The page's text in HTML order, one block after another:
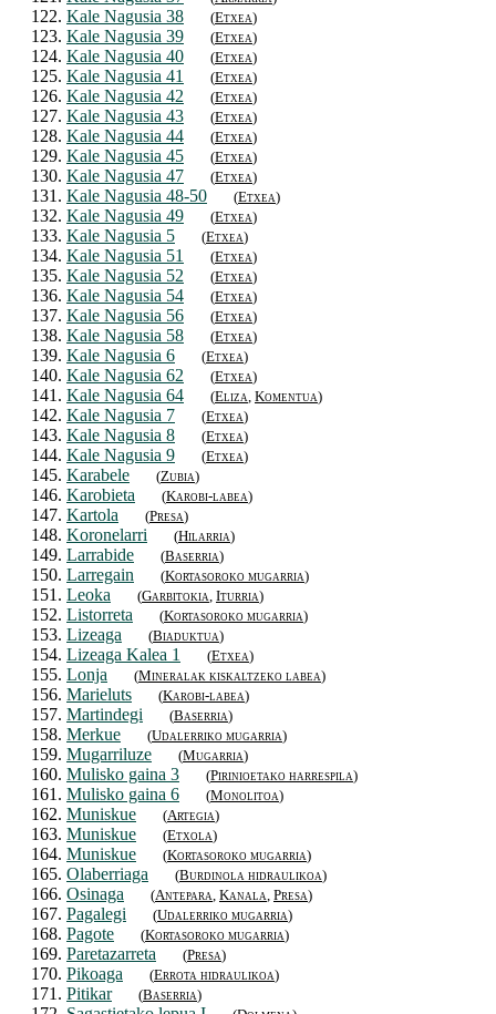
122. Kale Nagusia 38 (Etxea)
123. Kale Nagusia 39 (Etxea)
124. Kale Nagusia 40 (Etxea)
125. Kale Nagusia 41 (Etxea)
126. Kale Nagusia 42 (Etxea)
127. Kale Nagusia 43 (Etxea)
128. Kale Nagusia 44 (Etxea)
129. Kale Nagusia 45 (Etxea)
130. Kale Nagusia 47 (Etxea)
131. Kale Nagusia 48-50 (Etxea)
132. Kale Nagusia 49 (Etxea)
133. Kale Nagusia 5 (Etxea)
134. Kale Nagusia 51 (Etxea)
135. Kale Nagusia 52 (Etxea)
136. Kale Nagusia 54 (Etxea)
137. Kale Nagusia 56 (Etxea)
138. Kale Nagusia 58 (Etxea)
139. Kale Nagusia 6 (Etxea)
140. Kale Nagusia 62 (Etxea)
141. Kale Nagusia 64 (Eliza, Komentua)
142. Kale Nagusia 7 (Etxea)
143. Kale Nagusia 8 (Etxea)
144. Kale Nagusia 9 (Etxea)
145. Karabele (Zubia)
146. Karobieta (Karobi-labea)
147. Kartola (Presa)
148. Koronelarri (Hilarria)
149. Larrabide (Baserria)
150. Larregain (Kortasoroko mugarria)
151. Leoka (Garbitokia, Iturria)
152. Listorreta (Kortasoroko mugarria)
153. Lizeaga (Biaduktua)
154. Lizeaga Kalea 1 (Etxea)
155. Lonja (Mineralak kiskaltzeko labea)
156. Marieluts (Karobi-labea)
157. Martindegi (Baserria)
158. Merkue (Udalerriko mugarria)
159. Mugarriluze (Mugarria)
160. Mulisko gaina 3 (Pirinioetako harrespila)
161. Mulisko gaina 6 (Monolitoa)
162. Muniskue (Artegia)
163. Muniskue (Etxola)
164. Muniskue (Kortasoroko mugarria)
165. Olaberriaga (Burdinola hidraulikoa)
166. Osinaga (Antepara, Kanala, Presa)
167. Pagalegi (Udalerriko mugarria)
168. Pagote (Kortasoroko mugarria)
169. Paretazarreta (Presa)
170. Pikoaga (Errota hidraulikoa)
171. Pitikar (Baserria)